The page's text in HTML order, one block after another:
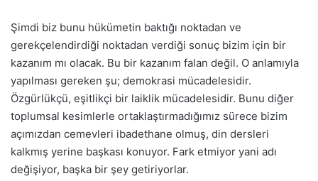
Şimdi biz bunu hükümetin baktığı noktadan ve
gerekçelendirdiği noktadan verdiği sonuç bizim için bir
kazanım mı olacak. Bu bir kazanım falan değil. O anlamıyla
yapılması gereken şu; demokrasi mücadelesidir.
Özgürlükçü, eşitlikçi bir laiklik mücadelesidir. Bunu diğer
toplumsal kesimlerle ortaklaştırmadığımız sürece bizim
açımızdan cemevleri ibadethane olmuş, din dersleri
kalkmış yerine başkası konuyor. Fark etmiyor yani adı
değişiyor, başka bir şey getiriyorlar.